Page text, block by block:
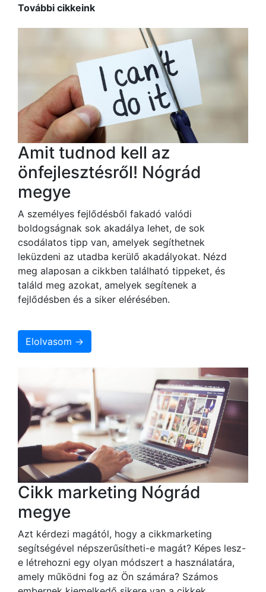
További cikkeink
Amit tudnod kell az
önfejlesztésről! Nógrád
megye
A személyes fejlődésből fakadó valódi
boldogságnak sok akadálya lehet, de sok
csodálatos tipp van, amelyek segíthetnek
leküzdeni az utadba kerülő akadályokat. Nézd
meg alaposan a cikkben található tippeket, és
találd meg azokat, amelyek segítenek a
fejlődésben és a siker elérésében.
Elolvasom →
Cikk marketing Nógrád
megye
Azt kérdezi magától, hogy a cikkmarketing
segítségével népszerűsítheti-e magát? Képes lesz-
e létrehozni egy olyan módszert a használatára,
amely működni fog az Ön számára? Számos